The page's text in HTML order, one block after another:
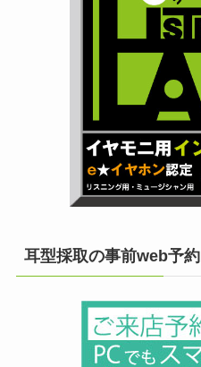
耳型採取の事前web予約